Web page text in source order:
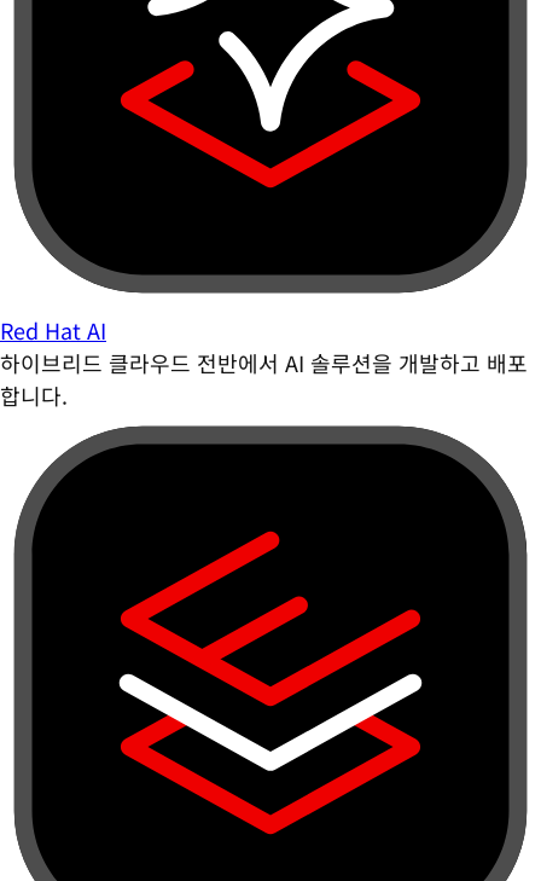
Red Hat AI
하이브리드 클라우드 전반에서 AI 솔루션을 개발하고 배포
합니다.